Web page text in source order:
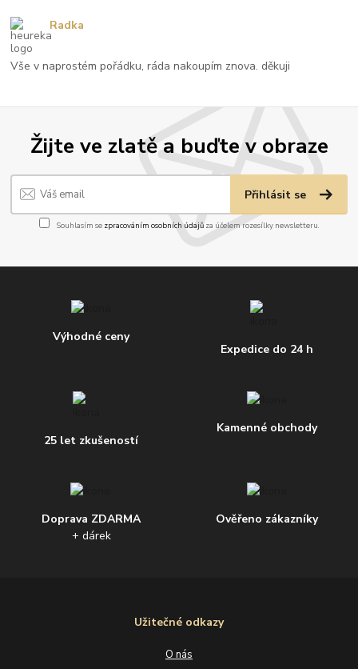
Žijte ve zlatě a buďte v obraze
Přihlásit se
Souhlasím se zpracováním osobních údajůza účelem rozesílky newsletteru.
Výhodné ceny
Expedice do 24 h
25 let zkušeností
Kamenné obchody
Doprava ZDARMA
+ dárek
Ověřeno zákazníky
Užitečné odkazy
O nás
Vše v naprostém pořádku, ráda nakoupím znova. děkuji
Radka